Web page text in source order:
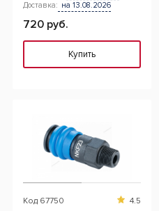
Доставка: на 13.08.2026
720 руб.
Купить
Код 67750 4.5